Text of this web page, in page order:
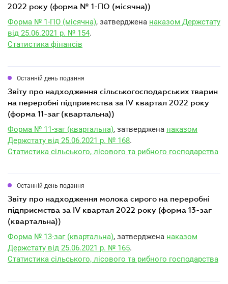
2022 року (форма № 1-ПО (місячна))
Форма № 1-ПО (місячна), затверджена наказом Держстату
від 25.06.2021 р. № 154.
Статистика фінансів
Останній день подання
звіту про надходження сільськогосподарських тварин
на переробні підприємства за IV квартал 2022 року
(форма 11-заг (квартальна))
Форма № 11-заг (квартальна), затверджена наказом
Держстату від 25.06.2021 р. № 168.
Статистика сільського, лісового та рибного господарства
Останній день подання
звіту про надходження молока сирого на переробні
підприємства за IV квартал 2022 року (форма 13-заг
(квартальна))
Форма № 13-заг (квартальна), затверджена наказом
Держстату від 25.06.2021 р. № 165.
Статистика сільського, лісового та рибного господарства